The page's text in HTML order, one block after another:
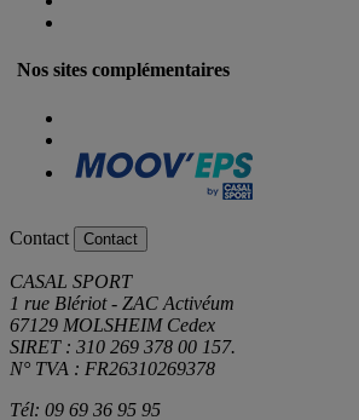
Nos sites complémentaires
Contact Contact
CASAL SPORT
1 rue Blériot - ZAC Activéum
67129 MOLSHEIM Cedex
SIRET : 310 269 378 00 157.
N° TVA : FR26310269378
Tél: 09 69 36 95 95